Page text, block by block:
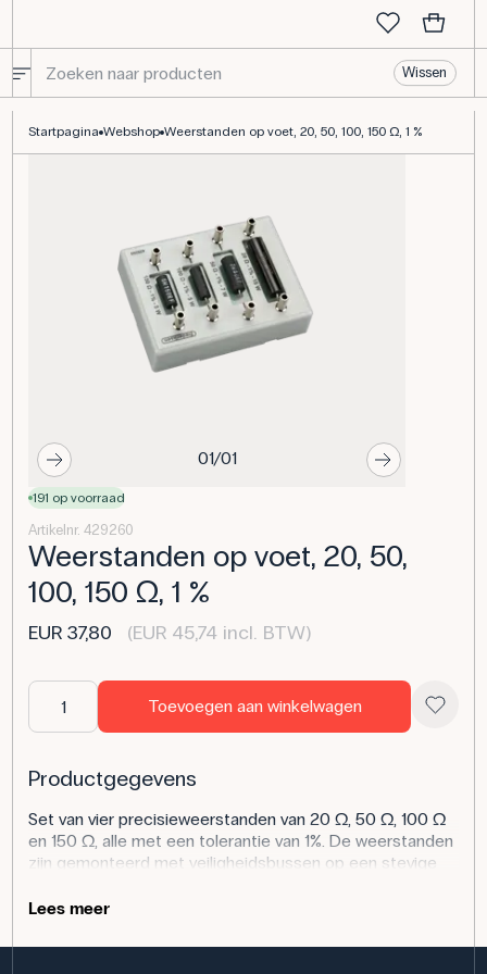
Wissen
Startpagina Webshop Weerstanden op voet, 20, 50, 100, 150 Ω, 1 %
01/01
191 op voorraad
Artikelnr. 429260
Weerstanden op voet, 20, 50,
100, 150 Ω, 1 %
EUR 37,80 (EUR 45,74 incl. BTW)
Toevoegen aan winkelwagen
Productgegevens
Set van vier precisieweerstanden van 20 Ω, 50 Ω, 100 Ω
en 150 Ω, alle met een tolerantie van 1%. De weerstanden
zijn gemonteerd met veiligheidsbussen op een stevige
voorkomt dat de set kantelt of wegglijdt tijdens gebruik.
W, afhankelijk van de weerstand.
Lees meer